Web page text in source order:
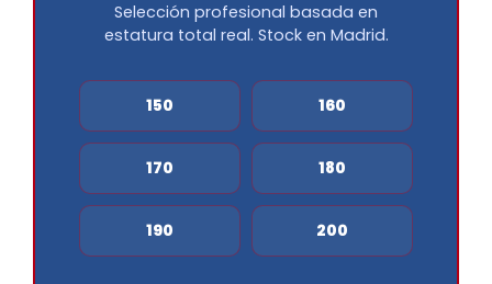
Selección profesional basada en
estatura total real. Stock en Madrid.
150 160
170 180
190 200